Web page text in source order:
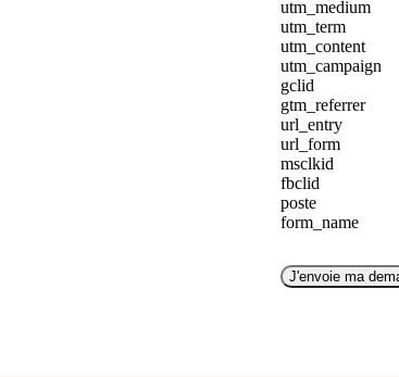
utm_medium
utm_term
utm_content
utm_campaign
gclid
gtm_referrer
url_entry
url_form
msclkid
fbclid
poste
form_name
J'envoie ma